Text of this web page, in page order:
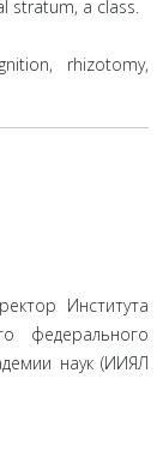
stratum, a class.
rhizotomy,
Института
федерального
наук (ИИЯЛ